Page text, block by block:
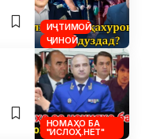
ИҶТИМОӢ
ҶИНОӢ
НОМАҲО БА
"ИСЛОҲ.НЕТ"